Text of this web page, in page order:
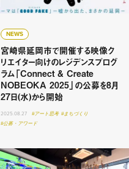
NEWS
宮崎県延岡市で開催する映像ク
リエイター向けのレジデンスプログ
ラム「Connect & Create
NOBEOKA 2025」の公募を8月
27日(水)から開始
2025.08.27 #アート思考 #まちづくり
#公募・アワード